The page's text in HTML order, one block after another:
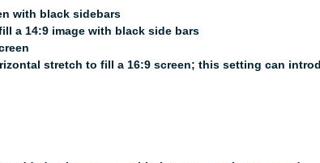
with black sidebars
a 14:9 image with black side bars
stretch to fill a 16:9 screen; this setting can